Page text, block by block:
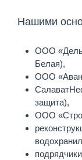
Нашими
ООО
Белая),
ООО
защита),
ООО